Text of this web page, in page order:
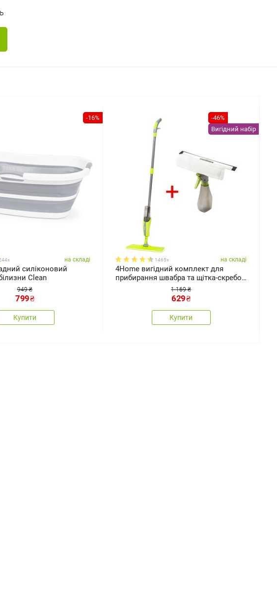
-16%
на складі
силіконовий
Clean
949 ₴
799₴
Купити
-46%
Вигідний набір
1465x на складі
4Home вигідний комплект для
прибирання швабра та щітка-скребок
1 169 ₴
629₴
Купити